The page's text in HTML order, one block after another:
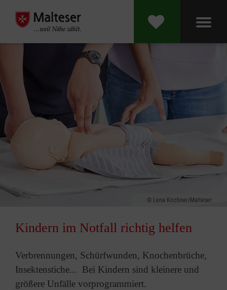
Lena Kirchner/Malteser
Kindern im Notfall richtig helfen
Verbrennungen, Schürfwunden, Knochenbrüche,
Insektenstiche... Bei Kindern sind kleinere und
größere Unfälle vorprogrammiert.